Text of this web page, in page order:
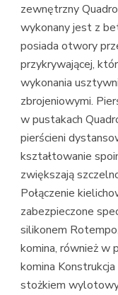
zewnętrzny
wykonany jest z
posiada otwory
przykrywającej,
wykonania
zbrojeniowymi.
w pustakach
pierścieni
kształtowanie
zwiększają
Połączenie
zabezpieczone
silikonem
komina, również w
komina
stożkiem